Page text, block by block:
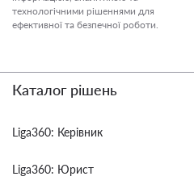
технологічними рішеннями для
ефективної та безпечної роботи.
Каталог рішень
Liga360: Керівник
Liga360: Юрист